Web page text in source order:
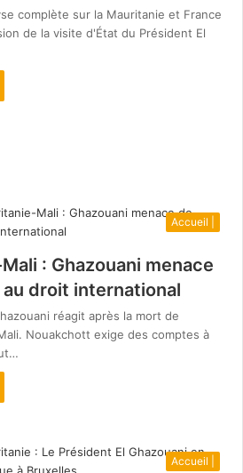
complète sur la Mauritanie et France
de la visite d'État du Président El
Accueil |
: Ghazouani menace
droit international
réagit après la mort de
Nouakchott exige des comptes à
Accueil |